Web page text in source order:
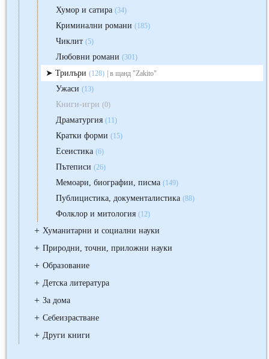
Хумор и сатира (34)
Криминални романи (185)
Чиклит (5)
Любовни романи (301)
Трилъри (128) | в щанд "Zakito"
Ужаси (13)
Книги-игри (0)
Драматургия (11)
Кратки форми (15)
Есеистика (6)
Пътеписи (26)
Мемоари, биографии, писма (149)
Публицистика, документалистика (88)
Фолклор и митология (12)
+ Хуманитарни и социални науки
+ Природни, точни, приложни науки
+ Образование
+ Детска литература
+ За дома
+ Себеизрастване
+ Други книги